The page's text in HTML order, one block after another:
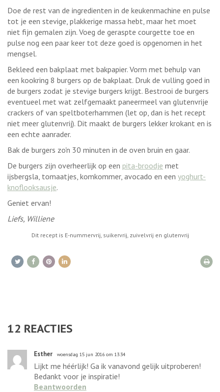
Doe de rest van de ingredienten in de keukenmachine en pulse
tot je een stevige, plakkerige massa hebt, maar het moet
niet fijn gemalen zijn. Voeg de geraspte courgette toe en
pulse nog een paar keer tot deze goed is opgenomen in het
mengsel.
Bekleed een bakplaat met bakpapier. Vorm met behulp van
een kookring 8 burgers op de bakplaat. Druk de vulling goed in
de burgers zodat je stevige burgers krijgt. Bestrooi de burgers
eventueel met wat zelfgemaakt paneermeel van glutenvrije
crackers of van speltboterhammen (let op, dan is het recept
niet meer glutenvrij). Dit maakt de burgers lekker krokant en is
een echte aanrader.
Bak de burgers zo'n 30 minuten in de oven bruin en gaar.
De burgers zijn overheerlijk op een pita-broodje met
ijsbergsla, tomaatjes, komkommer, avocado en een yoghurt-
knoflooksausje.
Geniet ervan!
Liefs, Williene
Dit recept is E-nummervrij, suikervrij, zuivelvrij en glutenvrij
12 REACTIES
Esther woensdag 15 jun 2016 om 13:34
Lijkt me héérlijk! Ga ik vanavond gelijk uitproberen!
Bedankt voor je inspiratie!
Beantwoorden